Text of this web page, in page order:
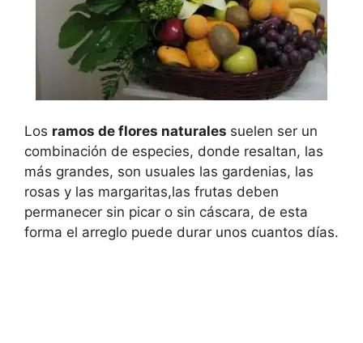
Los ramos de flores naturales suelen ser un
combinación de especies, donde resaltan, las
más grandes, son usuales las gardenias, las
rosas y las margaritas,las frutas deben
permanecer sin picar o sin cáscara, de esta
forma el arreglo puede durar unos cuantos días.